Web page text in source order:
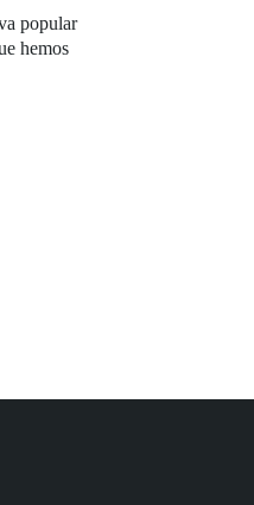
popular
hemos